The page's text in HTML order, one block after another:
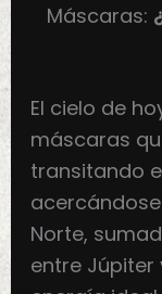
Máscaras:
El cielo de
máscaras
transitando
Norte,
entre Júpiter